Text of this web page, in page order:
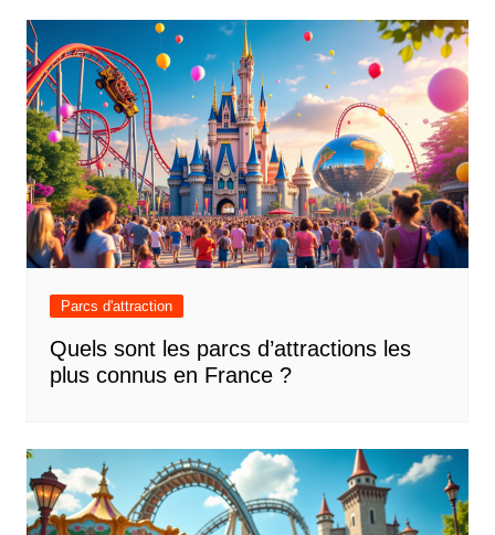
Parcs d'attraction
Quels sont les parcs d’attractions les
plus connus en France ?